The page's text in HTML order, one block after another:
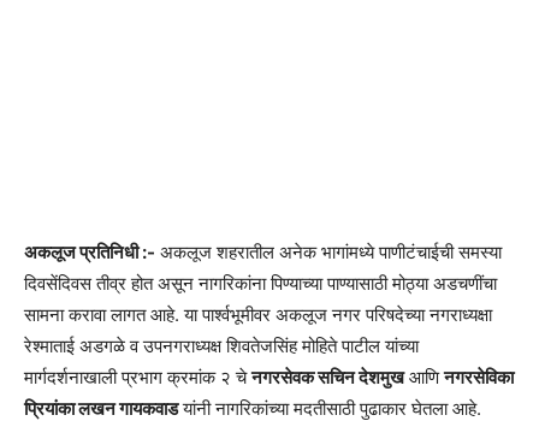
अकलूज प्रतिनिधी :- अकलूज शहरातील अनेक भागांमध्ये पाणीटंचाईची समस्या
दिवसेंदिवस तीव्र होत असून नागरिकांना पिण्याच्या पाण्यासाठी मोठ्या अडचणींचा
सामना करावा लागत आहे. या पार्श्वभूमीवर अकलूज नगर परिषदेच्या नगराध्यक्षा
रेश्माताई अडगळे व उपनगराध्यक्ष शिवतेजसिंह मोहिते पाटील यांच्या
मार्गदर्शनाखाली प्रभाग क्रमांक २ चेनगरसेवक सचिन देशमुखआणिनगरसेविका
प्रियांका लखन गायकवाडयांनी नागरिकांच्या मदतीसाठी पुढाकार घेतला आहे.